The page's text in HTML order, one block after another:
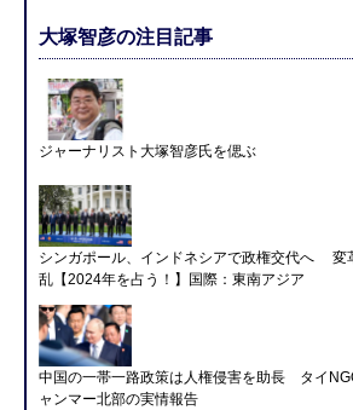
大塚智彦の注目記事
ジャーナリスト大塚智彦氏を偲ぶ
シンガポール、インドネシアで政権交代へ 変
乱【2024年を占う！】国際：東南アジア
中国の一帯一路政策は人権侵害を助長 タイ
ャンマー北部の実情報告